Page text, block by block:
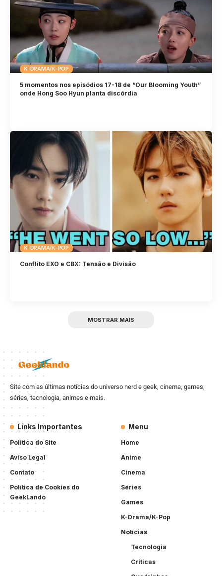
K-DRAMA/K-POP
5 momentos nos episódios 17-18 de “Our Blooming Youth”
onde Hong Soo Hyun planta discórdia
K-DRAMA/K-POP
Conflito EXO e CBX: Tensão e Divisão
MOSTRAR MAIS
Site com as últimas notícias do universo nerd e geek, cinema, games,
séries, tecnologia, animes e mais.
Links Importantes
Politica do Site
Aviso Legal
Contato
Política de Cookies do
GeekLando
Menu
Home
Anime
Cinema
Séries
Games
K-Drama/K-Pop
Notícias
Tecnologia
Críticas